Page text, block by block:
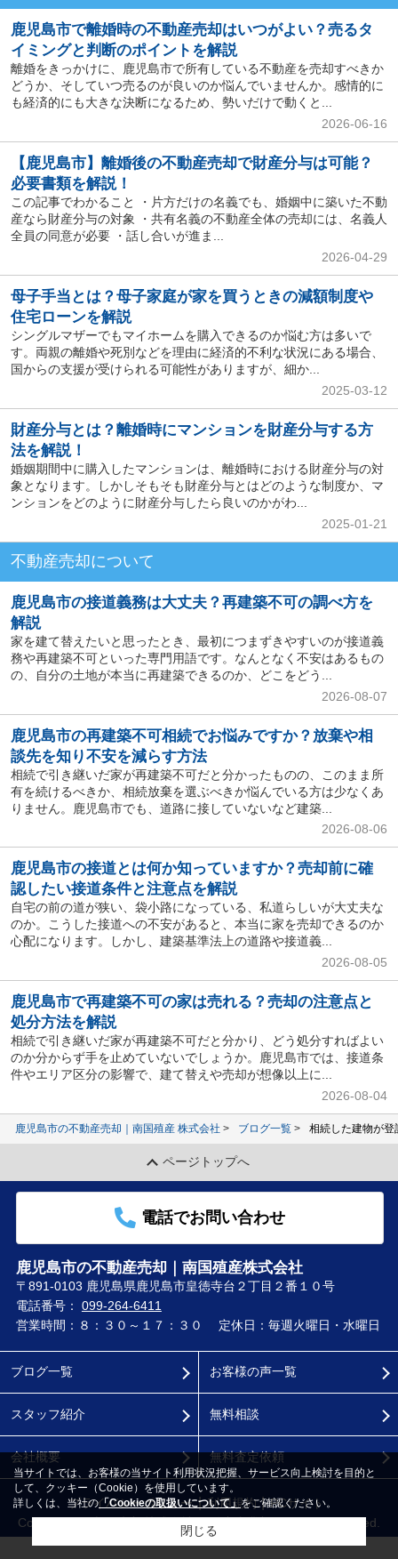
鹿児島市で離婚時の不動産売却はいつがよい？売るタ
イミングと判断のポイントを解説
離婚をきっかけに、鹿児島市で所有している不動産を売却すべきか
どうか、そしていつ売るのが良いのか悩んでいませんか。感情的に
も経済的にも大きな決断になるため、勢いだけで動くと...
2026-06-16
【鹿児島市】離婚後の不動産売却で財産分与は可能？
必要書類を解説！
この記事でわかること ・片方だけの名義でも、婚姻中に築いた不動
産なら財産分与の対象 ・共有名義の不動産全体の売却には、名義人
全員の同意が必要 ・話し合いが進ま...
2026-04-29
母子手当とは？母子家庭が家を買うときの減額制度や
住宅ローンを解説
シングルマザーでもマイホームを購入できるのか悩む方は多いで
す。両親の離婚や死別などを理由に経済的不利な状況にある場合、
国からの支援が受けられる可能性がありますが、細か...
2025-03-12
財産分与とは？離婚時にマンションを財産分与する方
法を解説！
婚姻期間中に購入したマンションは、離婚時における財産分与の対
象となります。しかしそもそも財産分与とはどのような制度か、マ
ンションをどのように財産分与したら良いのかがわ...
2025-01-21
不動産売却について
鹿児島市の接道義務は大丈夫？再建築不可の調べ方を
解説
家を建て替えたいと思ったとき、最初につまずきやすいのが接道義
務や再建築不可といった専門用語です。なんとなく不安はあるもの
の、自分の土地が本当に再建築できるのか、どこをどう...
2026-08-07
鹿児島市の再建築不可相続でお悩みですか？放棄や相
談先を知り不安を減らす方法
相続で引き継いだ家が再建築不可だと分かったものの、このまま所
有を続けるべきか、相続放棄を選ぶべきか悩んでいる方は少なくあ
りません。鹿児島市でも、道路に接していないなど建築...
2026-08-06
鹿児島市の接道とは何か知っていますか？売却前に確
認したい接道条件と注意点を解説
自宅の前の道が狭い、袋小路になっている、私道らしいが大丈夫な
のか。こうした接道への不安があると、本当に家を売却できるのか
心配になります。しかし、建築基準法上の道路や接道義...
2026-08-05
鹿児島市で再建築不可の家は売れる？売却の注意点と
処分方法を解説
相続で引き継いだ家が再建築不可だと分かり、どう処分すればよい
のか分からず手を止めていないでしょうか。鹿児島市では、接道条
件やエリア区分の影響で、建て替えや売却が想像以上に...
2026-08-04
鹿児島市の不動産売却｜南国殖産 株式会社 ブログ一覧 相続した建物が
ページトップへ
電話でお問い合わせ
鹿児島市の不動産売却｜南国殖産株式会社
〒891-0103 鹿児島県鹿児島市皇徳寺台２丁目２番１０号
電話番号： 099-264-6411
営業時間：８：３０～１７：３０
定休日：毎週火曜日・水曜日
ブログ一覧
スタッフ紹介
会社概要
お客様の声一覧
無料相談
無料査定依頼
プライバシーポリシー 利用規約
PCサイト
Copyright(c) 南国殖産 株式会社 不動産事業部 All rights reserved.
当サイトでは、お客様の当サイト利用状況把握、サービス向上検討を目的と
して、クッキー（Cookie）を使用しています。
詳しくは、当社の「Cookieの取扱いについて」をご確認ください。
閉じる